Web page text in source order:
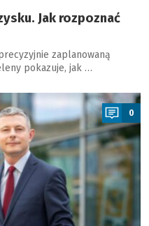
Jak rozpoznać
zaplanowaną
pokazuje, jak …
0